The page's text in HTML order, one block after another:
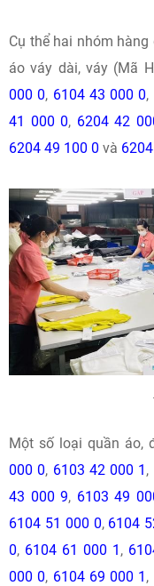
Cụ thể hai nhóm
áo váy dài, váy (Mã
000 0, 6104 43 000 0,
41 000 0, 6204 42
6204 49 100 0 và
Một số loại quần áo,
000 0, 6103 42 000 1 ,
43 000 9, 6103 49
6104 51 000 0, 6104
0, 6104 61 000 1 ,
000 0, 6104 69 000 1 ,